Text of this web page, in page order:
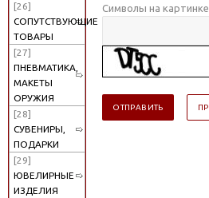
[26]
СОПУТСТВУЮЩИЕ
ТОВАРЫ
[27]
ПНЕВМАТИКА,
МАКЕТЫ
ОРУЖИЯ
[28]
СУВЕНИРЫ,
ПОДАРКИ
[29]
ЮВЕЛИРНЫЕ
ИЗДЕЛИЯ
Символы на картинке